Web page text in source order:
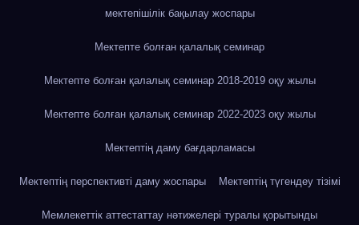
мектепішілік бақылау жоспары
Мектепте болған қалалық семинар
Мектепте болған қалалық семинар 2018-2019 оқу жылы
Мектепте болған қалалық семинар 2022-2023 оқу жылы
Мектептің даму бағдарламасы
Мектептің перспективті даму жоспары Мектептің түгендеу тізімі
Мемлекеттік аттестаттау нәтижелері туралы қорытынды